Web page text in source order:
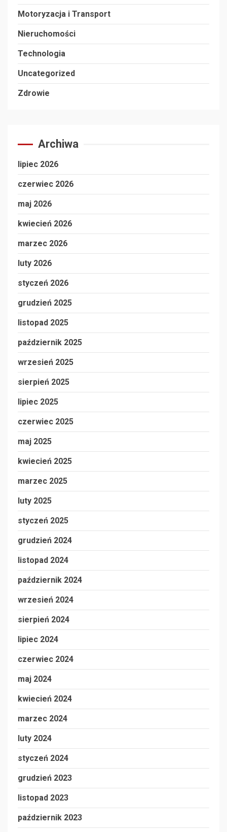
Motoryzacja i Transport
Nieruchomości
Technologia
Uncategorized
Zdrowie
Archiwa
lipiec 2026
czerwiec 2026
maj 2026
kwiecień 2026
marzec 2026
luty 2026
styczeń 2026
grudzień 2025
listopad 2025
październik 2025
wrzesień 2025
sierpień 2025
lipiec 2025
czerwiec 2025
maj 2025
kwiecień 2025
marzec 2025
luty 2025
styczeń 2025
grudzień 2024
listopad 2024
październik 2024
wrzesień 2024
sierpień 2024
lipiec 2024
czerwiec 2024
maj 2024
kwiecień 2024
marzec 2024
luty 2024
styczeń 2024
grudzień 2023
listopad 2023
październik 2023